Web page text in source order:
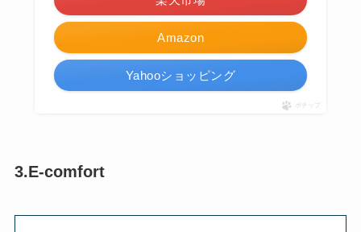
Amazon
Yahooショッピング
ポチップ
3.‎E-comfort